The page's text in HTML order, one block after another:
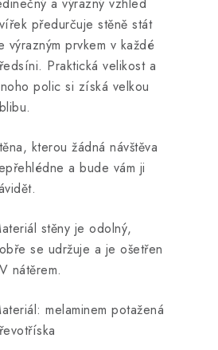
předurčuje stěně stát
výrazným prvkem v každé
Praktická velikost a
polic si získá velkou
kterou žádná návštěva
a bude vám ji
stěny je odolný,
se udržuje a je ošetřen
nátěrem.
melaminem potažená